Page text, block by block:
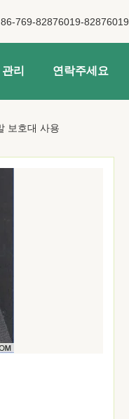
86-769-82876019-82876019
리 연락주세요
보호대 사용